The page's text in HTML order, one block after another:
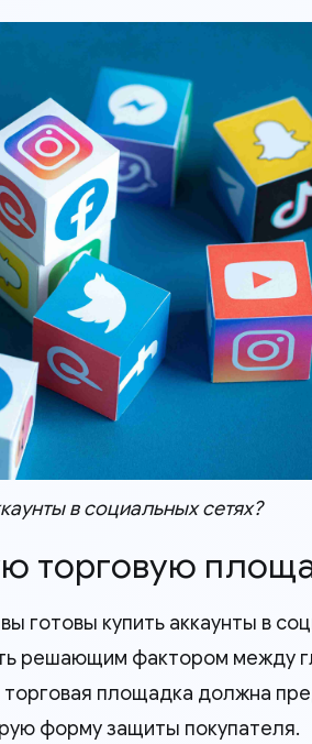
в социальных сетях?
торговую
готовы купить аккаунты в
решающим фактором между
площадка должна
форму защиты покупателя.